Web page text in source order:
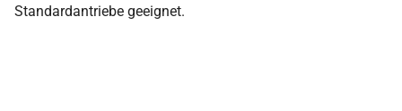
Standardantriebe geeignet.